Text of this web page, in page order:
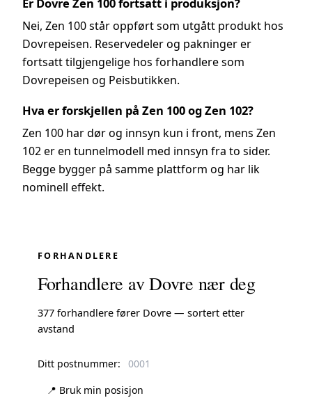
Er Dovre Zen 100 fortsatt i produksjon?
Nei, Zen 100 står oppført som utgått produkt hos
Dovrepeisen. Reservedeler og pakninger er
fortsatt tilgjengelige hos forhandlere som
Dovrepeisen og Peisbutikken.
Hva er forskjellen på Zen 100 og Zen 102?
Zen 100 har dør og innsyn kun i front, mens Zen
102 er en tunnelmodell med innsyn fra to sider.
Begge bygger på samme plattform og har lik
nominell effekt.
FORHANDLERE
Forhandlere av Dovre nær deg
377 forhandlere fører Dovre — sortert etter
avstand
Ditt postnummer:
📍 Bruk min posisjon